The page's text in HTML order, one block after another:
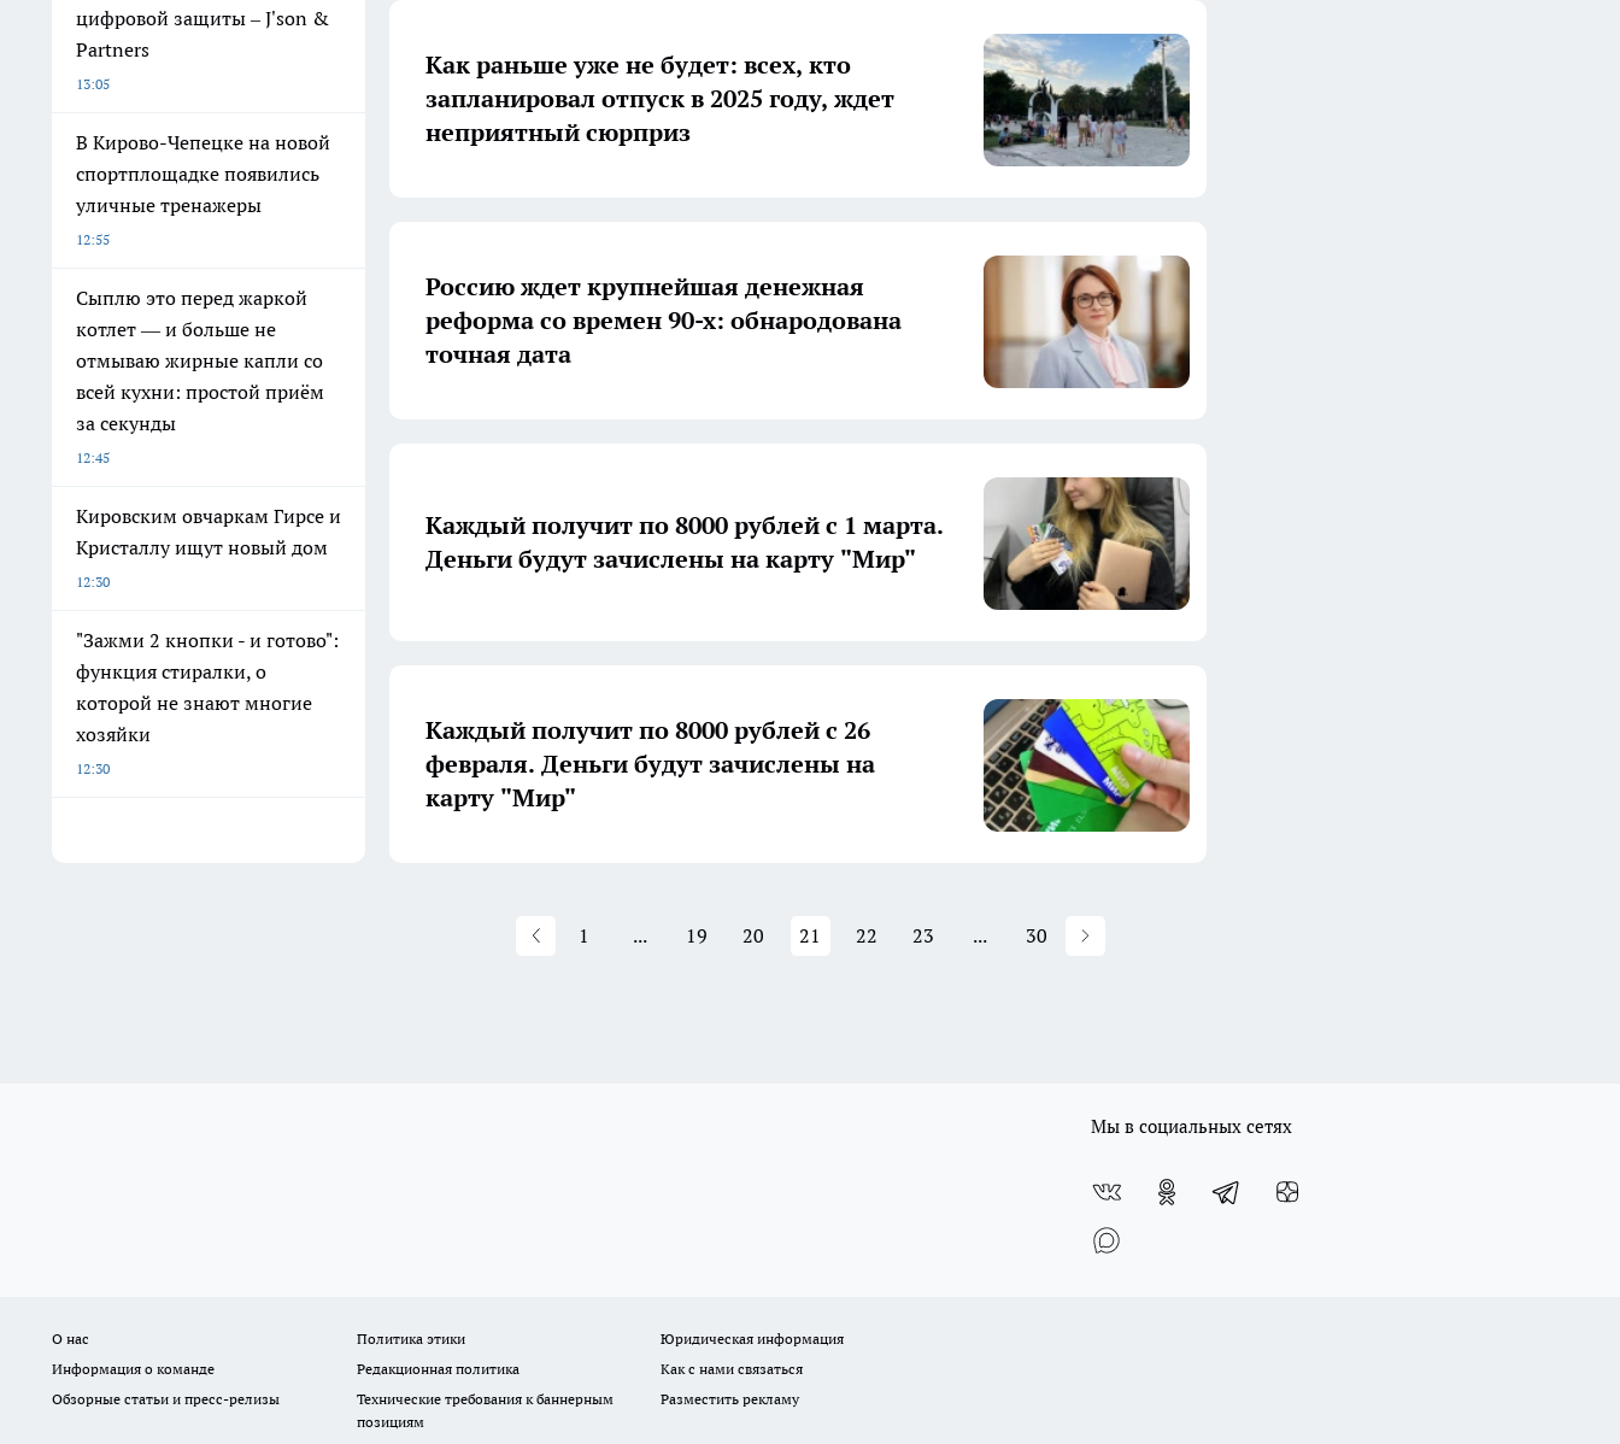
цифровой защиты – J'son &
Partners
13:05
В Кирово-Чепецке на новой
спортплощадке появились
уличные тренажеры
12:55
Сыплю это перед жаркой
котлет — и больше не
отмываю жирные капли со
всей кухни: простой приём
за секунды
12:45
Кировским овчаркам Гирсе и
Кристаллу ищут новый дом
12:30
"Зажми 2 кнопки - и готово":
функция стиралки, о
которой не знают многие
хозяйки
12:30
Как раньше уже не будет: всех, кто
запланировал отпуск в 2025 году, ждет
неприятный сюрприз
Россию ждет крупнейшая денежная
реформа со времен 90-х: обнародована
точная дата
Каждый получит по 8000 рублей с 1 марта.
Деньги будут зачислены на карту "Мир"
Каждый получит по 8000 рублей с 26
февраля. Деньги будут зачислены на
карту "Мир"
1 ... 19 20 21 22 23 ... 30
Мы в социальных сетях
О нас Политика этики
Юридическая информация
Информация о команде
Редакционная политика
Как с нами связаться
Обзорные статьи и пресс-релизы
Технические требования к баннерным
позициям
Разместить рекламу